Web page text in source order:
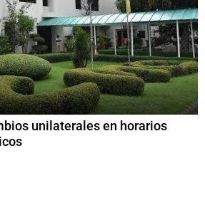
unilaterales en horarios